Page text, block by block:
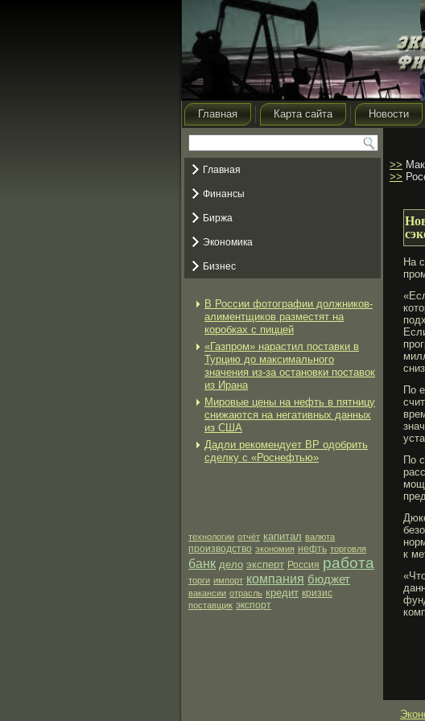
Главная Карта сайта Новости
Главная
Финансы
Биржа
Экономика
Бизнес
В России фотографии должников-
алиментщиков разместят на
коробках с пиццей
«Газпром» нарастил поставки в
Турцию до максимального
значения из-за остановки поставок
из Ирана
Мировые цены на нефть в пятницу
снижаются на негативных данных
из США
Дадли рекомендует BP одобрить
сделку с «Роснефтью»
технологии отчёт капитал валюта
производство экономия нефть торговля
банк дело эксперт Россия работа
торги импорт компания бюджет
вакансии отрасль кредит кризис
поставщик экспорт
>>
>>
На
По
По
к